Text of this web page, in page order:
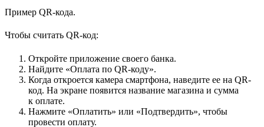
Пример QR-кода.
Чтобы считать QR-код:
Откройте приложение своего банка.
Найдите «Оплата по QR-коду».
Когда откроется камера смартфона, наведите ее на QR-
код. На экране появится название магазина и сумма
к оплате.
Нажмите «Оплатить» или «Подтвердить», чтобы
провести оплату.